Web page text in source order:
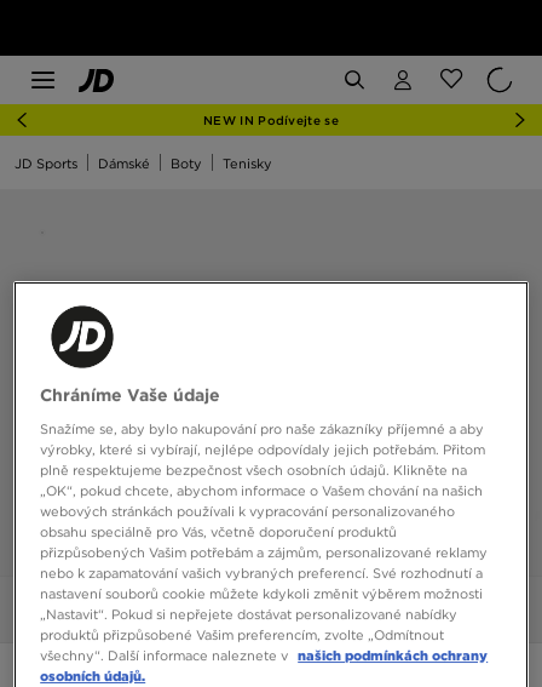
NEW IN Podívejte se
JD Sports Dámské Boty Tenisky
Obrázky 360°
NEW BALANCE 204L
Chráníme Vaše údaje
Snažíme se, aby bylo nakupování pro naše zákazníky příjemné a aby
výrobky, které si vybírají, nejlépe odpovídaly jejich potřebám. Přitom
plně respektujeme bezpečnost všech osobních údajů. Klikněte na
„OK“, pokud chcete, abychom informace o Vašem chování na našich
webových stránkách používali k vypracování personalizovaného
obsahu speciálně pro Vás, včetně doporučení produktů
přizpůsobených Vašim potřebám a zájmům, personalizované reklamy
nebo k zapamatování vašich vybraných preferencí. Své rozhodnutí a
nastavení souborů cookie můžete kdykoli změnit výběrem možnosti
„Nastavit“. Pokud si nepřejete dostávat personalizované nabídky
produktů přizpůsobené Vašim preferencím, zvolte „Odmítnout
všechny“. Další informace naleznete v našich podmínkách ochrany
osobních údajů.